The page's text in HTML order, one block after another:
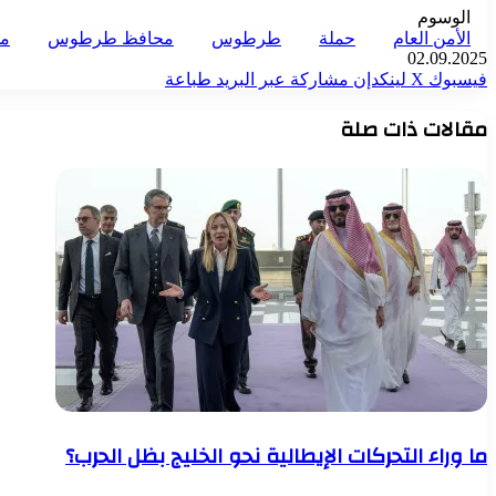
الوسوم
الأمن العام
حملة طرطوس محافظ طرطوس
02.09.2025
فيسبوك ‫X لينكدإن مشاركة عبر البريد طباعة
مقالات ذات صلة
ما وراء التحركات الإيطالية نحو الخليج بظل الحرب؟